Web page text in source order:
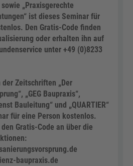
„Praxisgerechte
ist dieses Seminar für
Den Gratis-Code finden
oder erhalten ihn auf
unter +49 (0)8233
der Zeitschriften „Der
„GEG Baupraxis“,
Bauleitung“ und „QUARTIER“
für eine Person kostenlos.
Gratis-Code an über die
baupraxis.de